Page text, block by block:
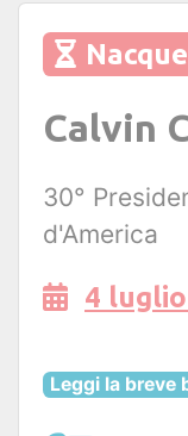
Calvin
30°
d'America
4
Leggi la breve